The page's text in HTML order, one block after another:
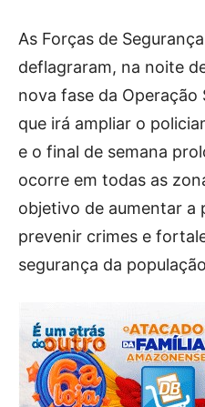
As Forças de
deflagraram, na noite
nova fase da Operação
que irá ampliar o
e o final de semana
ocorre em todas as
objetivo de aumentar a
prevenir crimes e
segurança da